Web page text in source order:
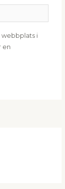
webbplats i
en